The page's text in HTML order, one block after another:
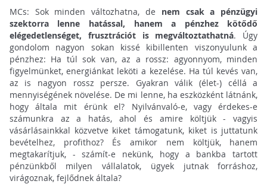
MCs: Sok minden változhatna, de nem csak a pénzügyi
szektorra lenne hatással, hanem a pénzhez kötődő
elégedetlenséget, frusztrációt is megváltoztathatná. Úgy
gondolom nagyon sokan kissé kibillenten viszonyulunk a
pénzhez: Ha túl sok van, az a rossz: agyonnyom, minden
figyelmünket, energiánkat leköti a kezelése. Ha túl kevés van,
az is nagyon rossz persze. Gyakran válik (élet-) céllá a
mennyiségének növelése. De mi lenne, ha eszközként látnánk,
hogy általa mit érünk el? Nyilvánvaló-e, vagy érdekes-e
számunkra az a hatás, ahol és amire költjük - vagyis
vásárlásainkkal közvetve kiket támogatunk, kiket is juttatunk
bevételhez, profithoz? És amikor nem költjük, hanem
megtakarítjuk, - számít-e nekünk, hogy a bankba tartott
pénzünkből milyen vállalatok, ügyek jutnak forráshoz,
virágoznak, fejlődnek általa?